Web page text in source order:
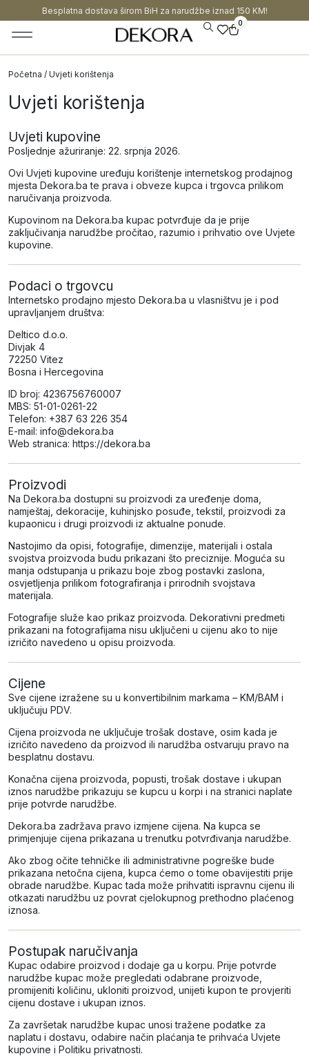
Besplatna dostava širom BiH za narudžbe iznad 150 KM!
0
Početna / Uvjeti korištenja
Uvjeti korištenja
Uvjeti kupovine
Posljednje ažuriranje: 22. srpnja 2026.
Ovi Uvjeti kupovine uređuju korištenje internetskog prodajnog
mjesta Dekora.ba te prava i obveze kupca i trgovca prilikom
naručivanja proizvoda.
Kupovinom na Dekora.ba kupac potvrđuje da je prije
zaključivanja narudžbe pročitao, razumio i prihvatio ove Uvjete
kupovine.
Podaci o trgovcu
Internetsko prodajno mjesto Dekora.ba u vlasništvu je i pod
upravljanjem društva:
Deltico d.o.o.
Divjak 4
72250 Vitez
Bosna i Hercegovina
ID broj: 4236756760007
MBS: 51-01-0261-22
Telefon: +387 63 226 354
E-mail: info@dekora.ba
Web stranica: https://dekora.ba
Proizvodi
Na Dekora.ba dostupni su proizvodi za uređenje doma,
namještaj, dekoracije, kuhinjsko posuđe, tekstil, proizvodi za
kupaonicu i drugi proizvodi iz aktualne ponude.
Nastojimo da opisi, fotografije, dimenzije, materijali i ostala
svojstva proizvoda budu prikazani što preciznije. Moguća su
manja odstupanja u prikazu boje zbog postavki zaslona,
osvjetljenja prilikom fotografiranja i prirodnih svojstava
materijala.
Fotografije služe kao prikaz proizvoda. Dekorativni predmeti
prikazani na fotografijama nisu uključeni u cijenu ako to nije
izričito navedeno u opisu proizvoda.
Cijene
Sve cijene izražene su u konvertibilnim markama – KM/BAM i
uključuju PDV.
Cijena proizvoda ne uključuje trošak dostave, osim kada je
izričito navedeno da proizvod ili narudžba ostvaruju pravo na
besplatnu dostavu.
Konačna cijena proizvoda, popusti, trošak dostave i ukupan
iznos narudžbe prikazuju se kupcu u korpi i na stranici naplate
prije potvrde narudžbe.
Dekora.ba zadržava pravo izmjene cijena. Na kupca se
primjenjuje cijena prikazana u trenutku potvrđivanja narudžbe.
Ako zbog očite tehničke ili administrativne pogreške bude
prikazana netočna cijena, kupca ćemo o tome obavijestiti prije
obrade narudžbe. Kupac tada može prihvatiti ispravnu cijenu ili
otkazati narudžbu uz povrat cjelokupnog prethodno plaćenog
iznosa.
Postupak naručivanja
Kupac odabire proizvod i dodaje ga u korpu. Prije potvrde
narudžbe kupac može pregledati odabrane proizvode,
promijeniti količinu, ukloniti proizvod, unijeti kupon te provjeriti
cijenu dostave i ukupan iznos.
Za završetak narudžbe kupac unosi tražene podatke za
naplatu i dostavu, odabire način plaćanja te prihvaća Uvjete
kupovine i Politiku privatnosti.